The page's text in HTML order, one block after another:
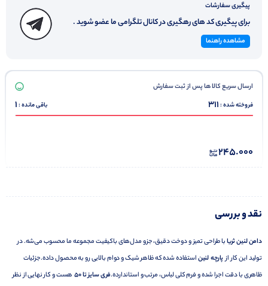
پیگیری سفارشات
برای پیگیری کد های رهگیری در کانال تلگرامی ما عضو شوید .
مشاهده راهنما
ارسال سریع کالا ها پس از ثبت سفارش
فروخته شده :311 باقی مانده :1
245.000
نقد و بررسی
دامن لنین ثریابا طراحی تمیز و دوخت دقیق، جزو مدل‌های باکیفیت مجموعه ما محسوب می‌شه. در
تولید این کار ازپارچه لنیناستفاده شده که ظاهر شیک و دوام بالایی رو به محصول داده.جزئیات
ظاهری با دقت اجرا شده و فرم کلی لباس، مرتب و استاندارده.فری سایز تا 50
هست و کار نهایی از نظر